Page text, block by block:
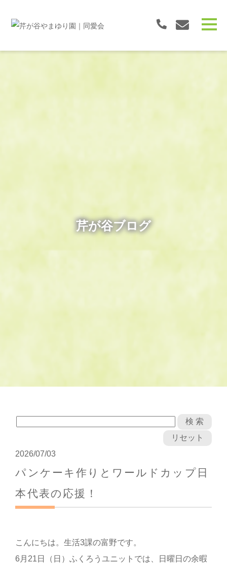
芹が谷ブログ
2026/07/03
パンケーキ作りとワールドカップ日
本代表の応援！
こんにちは。生活3課の富野です。
6月21日（日）ふくろうユニットでは、日曜日の余暇